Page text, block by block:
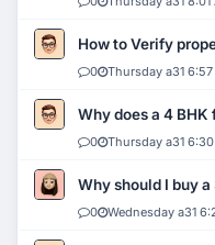
How to Verify
0 Thursday a31 6:57
Why does a 4
0 Thursday a31
Why should I buy
0 Wednesday a31